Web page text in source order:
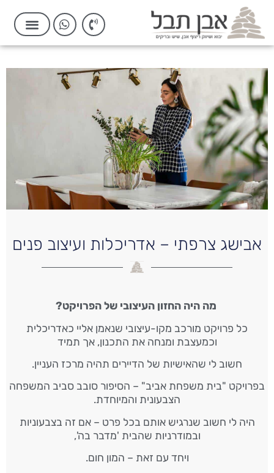
אבישג צרפתי – אדריכלות ועיצוב פנים
מה היה החזון העיצובי של הפרויקט?
כל פרויקט מורכב מקו-עיצובי שנאמן אליי כאדריכלית
וכמעצבת ומנחה את התכנון, אך תמיד
חשוב לי שהאישיות של הדיירים תהיה מרכז העניין.
בפרויקט "בית משפחת אביב" – הסיפור סובב סביב המשפחה
הצבעונית והמיוחדת.
היה לי חשוב שנרגיש אותם בכל פרט – אם זה בצבעוניות
ובמודרניות שהבית 'מדבר בה',
ויחד עם זאת – המון חום.